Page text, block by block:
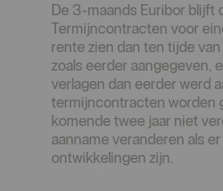
De 3-maands Euribor blijft
Termijncontracten voor
rente zien dan ten tijde
zoals eerder aangegeven,
verlagen dan eerder werd
termijncontracten worden
komende twee jaar niet
aanname veranderen als
ontwikkelingen zijn.